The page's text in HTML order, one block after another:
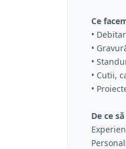
Ce
•
•
•
• Cutii,
•
De ce